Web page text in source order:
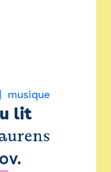
musique
lit